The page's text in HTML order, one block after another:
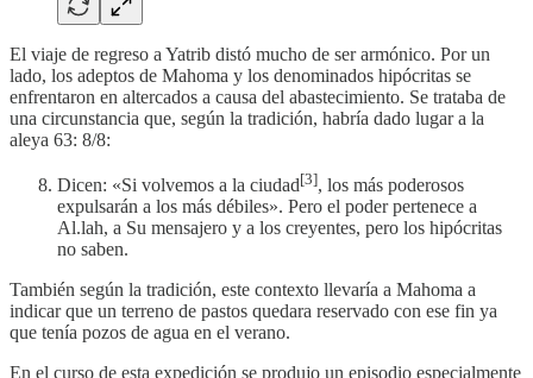
El viaje de regreso a Yatrib distó mucho de ser armónico. Por un
lado, los adeptos de Mahoma y los denominados hipócritas se
enfrentaron en altercados a causa del abastecimiento. Se trataba de
una circunstancia que, según la tradición, habría dado lugar a la
aleya 63: 8/8:
Dicen: «Si volvemos a la ciudad[3], los más poderosos
expulsarán a los más débiles». Pero el poder pertenece a
Al.lah, a Su mensajero y a los creyentes, pero los hipócritas
no saben.
También según la tradición, este contexto llevaría a Mahoma a
indicar que un terreno de pastos quedara reservado con ese fin ya
que tenía pozos de agua en el verano.
En el curso de esta expedición se produjo un episodio especialmente